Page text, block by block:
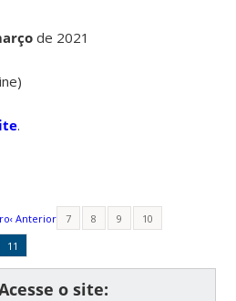
de 2021
.
‹ Anterior 7 8 9
10
11
o site: